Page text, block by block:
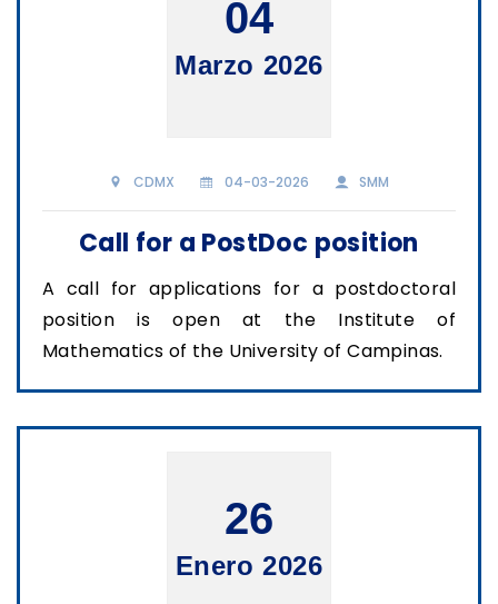
04
Marzo 2026
CDMX 04-03-2026 SMM
Call for a PostDoc position
A call for applications for a postdoctoral
position is open at the Institute of
Mathematics of the University of Campinas.
26
Enero 2026